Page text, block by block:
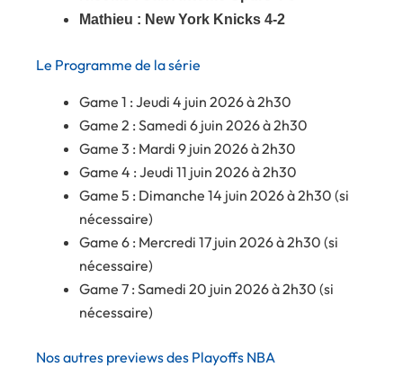
Mathieu : New York Knicks 4-2
Le Programme de la série
Game 1 : Jeudi 4 juin 2026 à 2h30
Game 2 : Samedi 6 juin 2026 à 2h30
Game 3 : Mardi 9 juin 2026 à 2h30
Game 4 : Jeudi 11 juin 2026 à 2h30
Game 5 : Dimanche 14 juin 2026 à 2h30 (si
nécessaire)
Game 6 : Mercredi 17 juin 2026 à 2h30 (si
nécessaire)
Game 7 : Samedi 20 juin 2026 à 2h30 (si
nécessaire)
Nos autres previews des Playoffs NBA